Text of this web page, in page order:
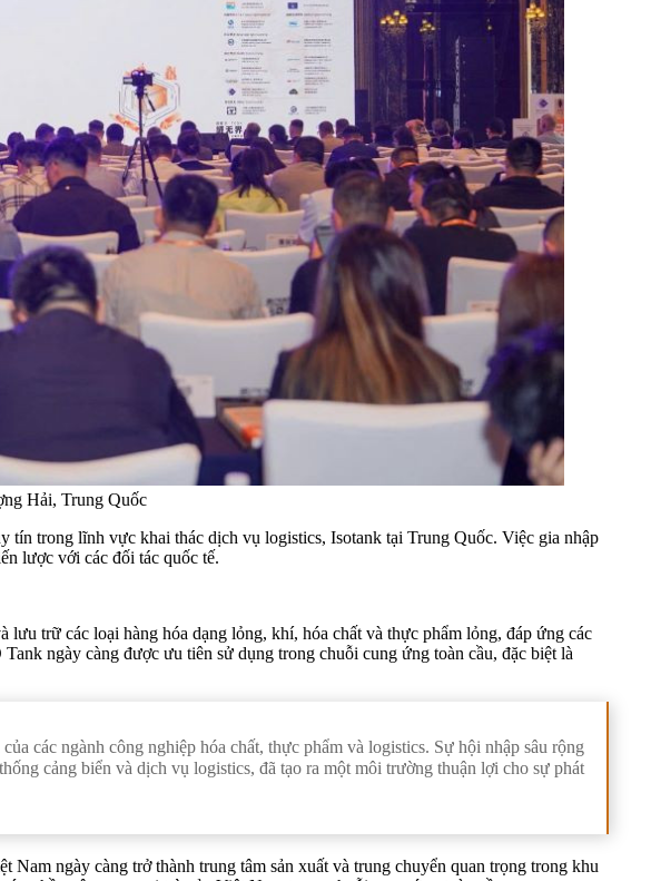
Hải, Trung Quốc
trong lĩnh vực khai thác dịch vụ logistics, Isotank tại Trung Quốc. Việc gia nhập
lược với các đối tác quốc tế.
trữ các loại hàng hóa dạng lỏng, khí, hóa chất và thực phẩm lỏng, đáp ứng các
ngày càng được ưu tiên sử dụng trong chuỗi cung ứng toàn cầu, đặc biệt là
các ngành công nghiệp hóa chất, thực phẩm và logistics. Sự hội nhập sâu rộng
cảng biển và dịch vụ logistics, đã tạo ra một môi trường thuận lợi cho sự phát
ngày càng trở thành trung tâm sản xuất và trung chuyển quan trọng trong khu